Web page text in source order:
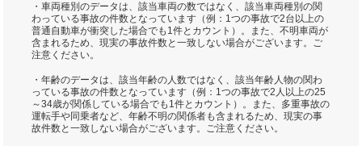
・車両種別のデータは、該当車両の数ではなく、該当車両種別の関
わっている事故の件数となっています（例：1つの事故で2台以上の
普通自動車が衝突した場合でも1件とカウント）。また、不明車両が
含まれるため、現実の事故件数と一致しない場合がございます。ご
注意ください。
・年齢のデータは、該当年齢の人数ではなく、該当年齢人物の関わ
っている事故の件数となっています（例：1つの事故で2人以上の25
～34歳が関係している場合でも1件とカウント）。また、多重事故の
運転手や同乗者など、年齢不明の関係者も含まれるため、現実の事
故件数と一致しない場合がございます。ご注意ください。